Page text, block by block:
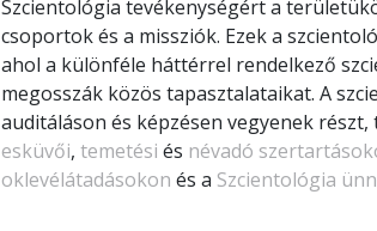
Szeretet és gyűlölet –
Mi a nagyság?
Szcientológia tevékenységért a
csoportok és a missziók. Ezek a
ahol a különféle háttérrel rendelkező
megosszák közös tapasztalataikat. A
auditáláson és képzésen vegyenek részt,
esküvői, temetési és névadó
oklevélátadásokon és a Szcientológia